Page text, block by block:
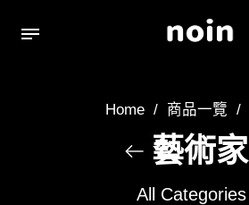
Home / 商品一覽 /
藝術家
All Categories